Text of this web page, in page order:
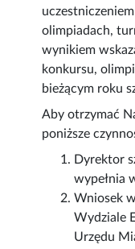
olimpiadach,
wynikiem
konkursu,
bieżącym roku
Aby otrzymać
poniższe
Dyrektor
wypełnia
Wniosek
Wydziale
Urzędu